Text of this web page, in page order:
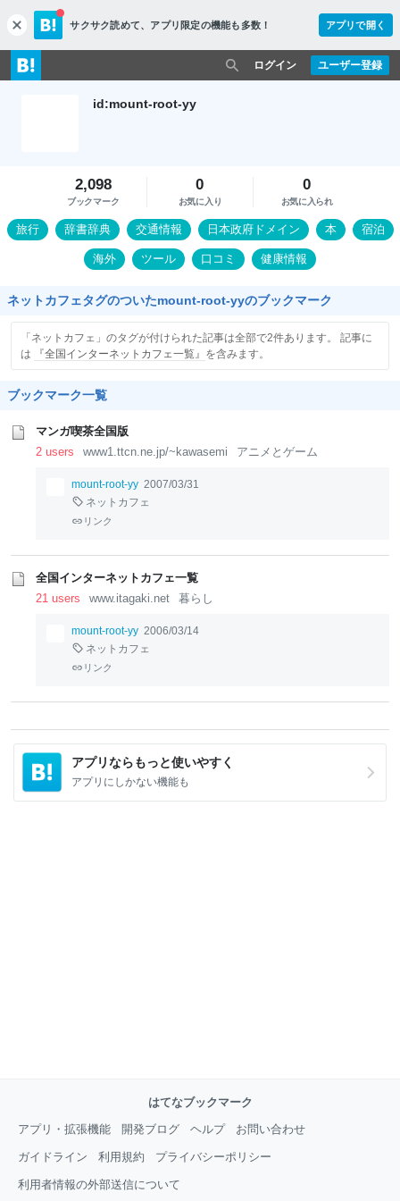
c
l
o
s
サクサク読めて、 アプリ限定の機能も多数！ アプリで開く
ユーザー登録
ログイン
id:mount-root-yy
2,098
ブックマーク
0
お気に入り
0
お気に入られ
旅行 辞書辞典 交通情報 日本政府ドメイン 本 宿泊
海外 ツール 口コミ 健康情報
ネットカフェタグのついたmount-root-yyのブックマーク
「ネットカフェ」のタグが付けられた記事は全部で2件あります。 記事に
は
『全国インターネットカフェ一覧』 を含みます。
ブックマーク一覧
マンガ喫茶全国版
2 users
www1.ttcn.ne.jp/~kawasemi アニメとゲーム
mount-root-yy 2007/03/31
ネットカフェ
リンク
全国インターネットカフェ一覧
21 users
www.itagaki.net 暮らし
mount-root-yy 2006/03/14
ネットカフェ
リンク
アプリならもっと使いやすく
アプリにしかない機能も
はてなブックマーク
アプリ・拡張機能
開発ブログ ヘルプ お問い合わせ
ガイドライン 利用規約 プライバシーポリシー
利用者情報の外部送信について